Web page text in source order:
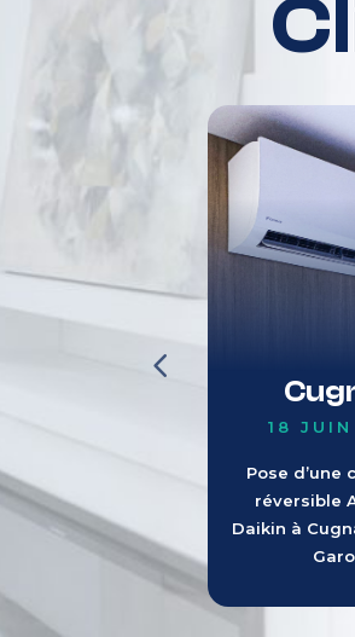
climatisation
AIR/AIR Split
dans le
18
Pose d’une
réversible
Daikin à